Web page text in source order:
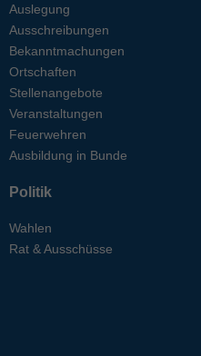
Auslegung
Ausschreibungen
Bekanntmachungen
Ortschaften
Stellenangebote
Veranstaltungen
Feuerwehren
Ausbildung in Bunde
Politik
Wahlen
Rat & Ausschüsse